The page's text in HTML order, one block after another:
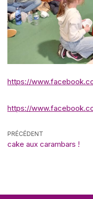
https://
https://
PRÉCÉDENT
cake aux carambars !